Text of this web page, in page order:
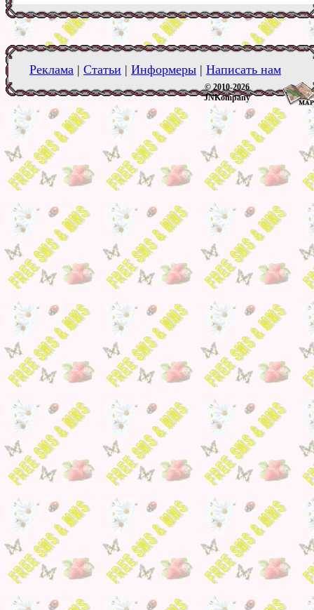
Реклама | Статьи | Информеры | Написать нам
© 2010-2026
JNKompany